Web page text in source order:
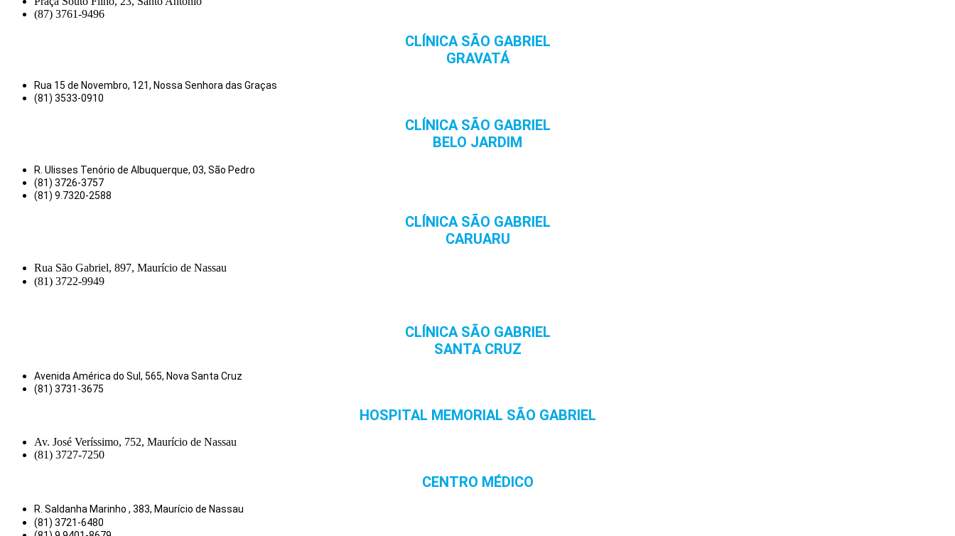
(87) 3761-9496
CLÍNICA SÃO GABRIEL
GRAVATÁ
Rua 15 de Novembro, 121, Nossa Senhora das Graças
(81) 3533-0910
CLÍNICA SÃO GABRIEL
BELO JARDIM
R. Ulisses Tenório de Albuquerque, 03, São Pedro
(81) 3726-3757
(81) 9.7320-2588
CLÍNICA SÃO GABRIEL
CARUARU
Rua São Gabriel, 897, Maurício de Nassau
(81) 3722-9949
CLÍNICA SÃO GABRIEL
SANTA CRUZ
Avenida América do Sul, 565, Nova Santa Cruz
(81) 3731-3675
HOSPITAL MEMORIAL SÃO GABRIEL
Av. José Veríssimo, 752, Maurício de Nassau
(81) 3727-7250
CENTRO MÉDICO
R. Saldanha Marinho , 383, Maurício de Nassau
(81) 3721-6480